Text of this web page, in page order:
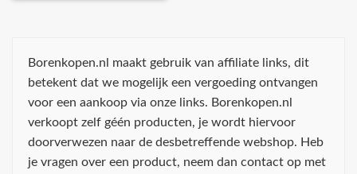
Borenkopen.nl maakt gebruik van affiliate links, dit
betekent dat we mogelijk een vergoeding ontvangen
voor een aankoop via onze links. Borenkopen.nl
verkoopt zelf géén producten, je wordt hiervoor
doorverwezen naar de desbetreffende webshop. Heb
je vragen over een product, neem dan contact op met